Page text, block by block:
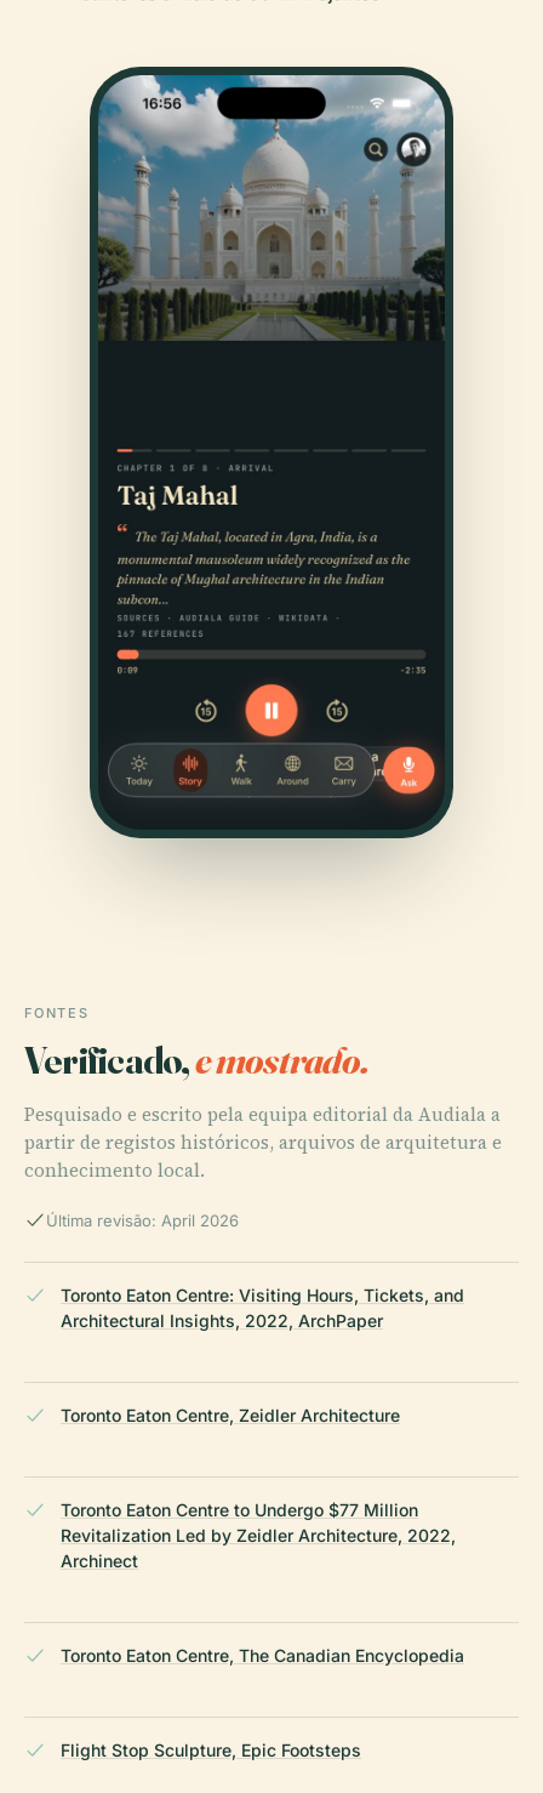
FONTES
Verificado,e mostrado.
Pesquisado e escrito pela equipa editorial da Audiala a
partir de registos históricos, arquivos de arquitetura e
conhecimento local.
Última revisão: April 2026
Toronto Eaton Centre: Visiting Hours, Tickets, and
Architectural Insights, 2022, ArchPaper
Toronto Eaton Centre, Zeidler Architecture
Toronto Eaton Centre to Undergo $77 Million
Revitalization Led by Zeidler Architecture, 2022,
Archinect
Toronto Eaton Centre, The Canadian Encyclopedia
Flight Stop Sculpture, Epic Footsteps